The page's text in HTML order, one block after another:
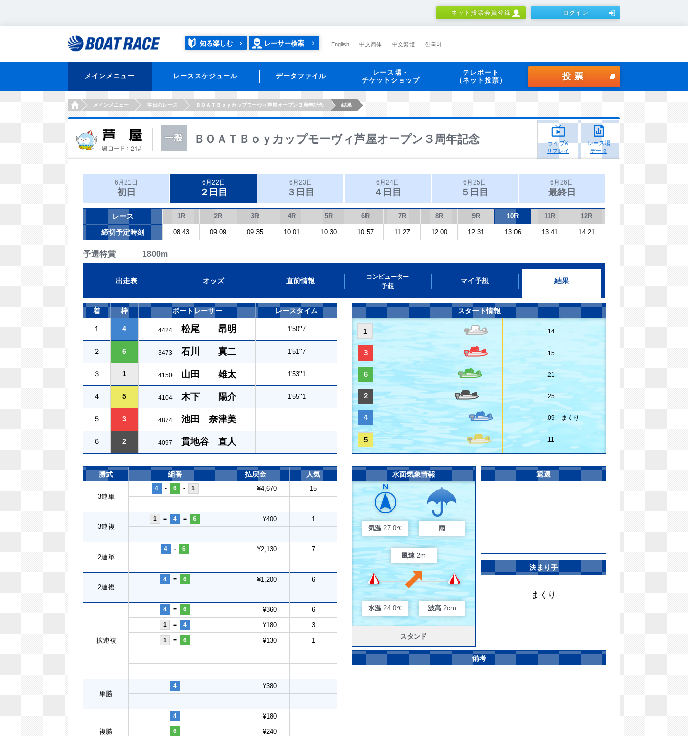
ネット投票会員登録 ログイン
知る楽しむ レーサー検索 English 中文简体 中文繁體 한국어
メインメニュー レーススケジュール データファイル
レース場・
チケットショップ
テレボート
（ネット投票）
投票
HOMEメインメニュー 本日のレース ＢＯＡＴＢｏｙカップモーヴィ芦屋オープン３周年記念 結果
ＢＯＡＴＢｏｙカップモーヴィ芦屋オープン３周年記念
ライブ&
リプレイ
レース場
データ
6月21日
初日
6月22日
２日目
6月23日
３日目
6月24日
４日目
6月25日
５日目
6月26日
最終日
レース 1R 2R 3R 4R 5R 6R 7R 8R 9R 10R 11R 12R
締切予定時刻 08:43 09:09 09:35 10:01 10:30 10:57 11:27 12:00 12:31 13:06 13:41 14:21
予選特賞 1800m
出走表 オッズ 直前情報
コンピューター
予想
マイ予想 結果
着 枠 ボートレーサー レースタイム
１ 4 4424 松尾 昂明 1'50"7
２ 6 3473 石川 真二 1'51"7
３ 1 4150 山田 雄太 1'53"1
４ 5 4104 木下 陽介 1'55"1
５ 3 4874 池田 奈津美
６ 2 4097 貫地谷 直人
スタート情報
1 .14
3 .15
6 .21
2 .25
4 .09 まくり
5 .11
勝式 組番 払戻金 人気
3連単
4 - 6 - 1 ¥4,670 15
3連複
1 = 4 = 6 ¥400 1
2連単
4 - 6 ¥2,130 7
2連複
4 = 6 ¥1,200 6
拡連複
4 = 6 ¥360 6
1 = 4 ¥180 3
1 = 6 ¥130 1
単勝
4 ¥380
複勝
4 ¥180
6 ¥240
水面気象情報
気温 27.0℃ 雨
風速 2m
水温 24.0℃ 波高 2cm
スタンド
返還
決まり手
まくり
備考